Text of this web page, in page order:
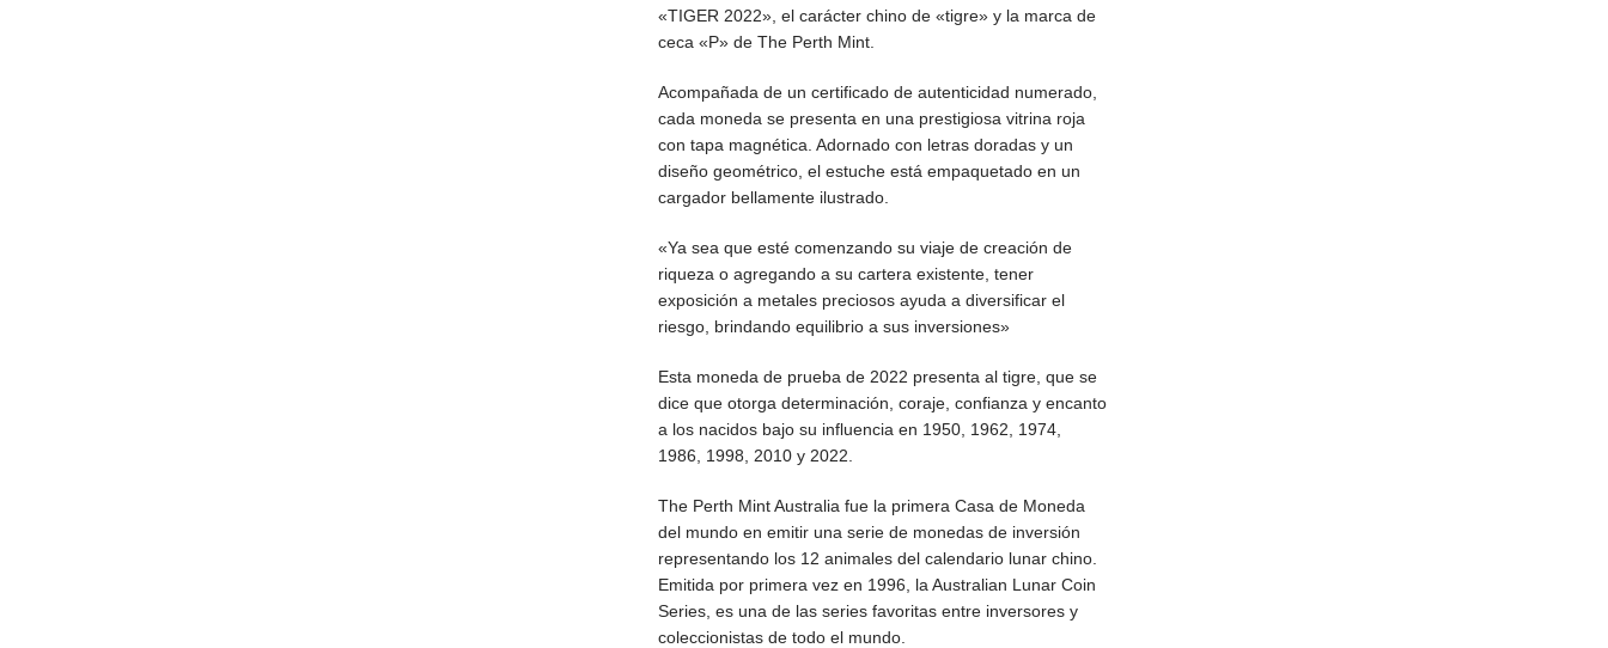
«TIGER 2022», el carácter chino de «tigre» y la marca de
ceca «P» de The Perth Mint.
Acompañada de un certificado de autenticidad numerado,
cada moneda se presenta en una prestigiosa vitrina roja
con tapa magnética. Adornado con letras doradas y un
diseño geométrico, el estuche está empaquetado en un
cargador bellamente ilustrado.
«Ya sea que esté comenzando su viaje de creación de
riqueza o agregando a su cartera existente, tener
exposición a metales preciosos ayuda a diversificar el
riesgo, brindando equilibrio a sus inversiones»
Esta moneda de prueba de 2022 presenta al tigre, que se
dice que otorga determinación, coraje, confianza y encanto
a los nacidos bajo su influencia en 1950, 1962, 1974,
1986, 1998, 2010 y 2022.
The Perth Mint Australia fue la primera Casa de Moneda
del mundo en emitir una serie de monedas de inversión
representando los 12 animales del calendario lunar chino.
Emitida por primera vez en 1996, la Australian Lunar Coin
Series, es una de las series favoritas entre inversores y
coleccionistas de todo el mundo.